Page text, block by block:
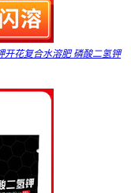
开花复合水溶肥 磷酸二氢钾